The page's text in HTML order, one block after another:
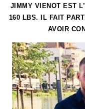
JIMMY VIENOT EST
160 LBS. IL FAIT
AVOIR